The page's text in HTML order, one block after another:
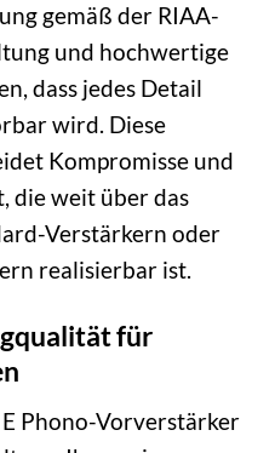
gemäß der RIAA-
und hochwertige
dass jedes Detail
wird. Diese
Kompromisse und
die weit über das
Verstärkern oder
realisierbar ist.
für
Phono-Vorverstärker